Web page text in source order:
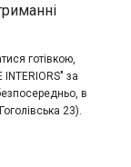
готівкою,
за
в
23).